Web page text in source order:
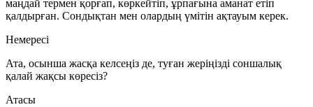
маңдай термен қорғап, көркейтіп, ұрпағына аманат етіп
қалдырған. Сондықтан мен олардың үмітін ақтауым керек.
Немересі
Ата, осынша жасқа келсеңіз де, туған жеріңізді соншалық
қалай жақсы көресіз?
Атасы